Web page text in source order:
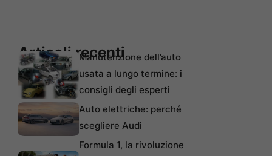
Articoli recentiManutenzione dell’auto
usata a lungo termine: i
consigli degli esperti
Auto elettriche: perché
scegliere Audi
Formula 1, la rivoluzione